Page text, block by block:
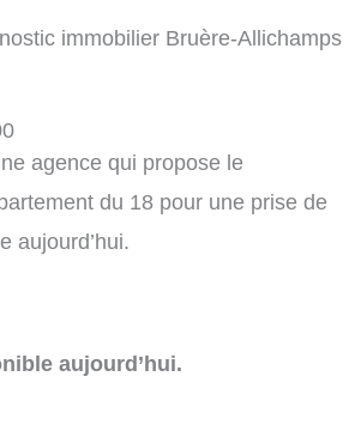
immobilier Bruère-Allichamps
agence qui propose le
du 18 pour une prise de
aujourd’hui.
aujourd’hui.